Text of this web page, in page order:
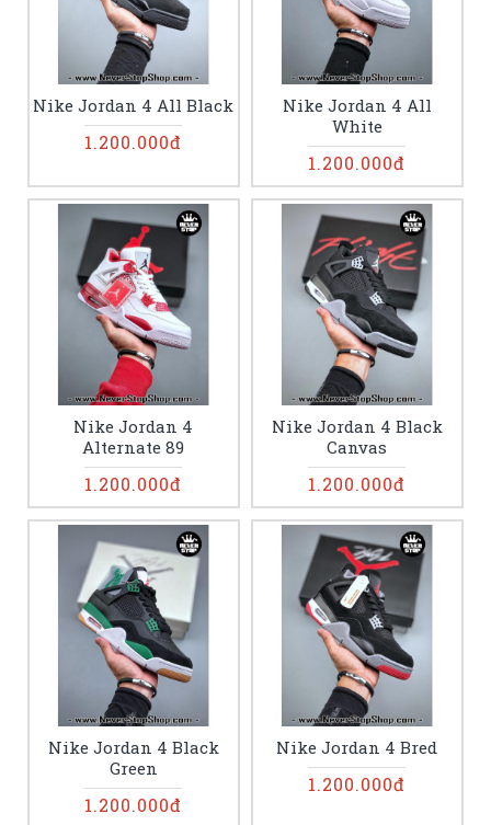
Nike Jordan 4 All Black
1.200.000đ
Nike Jordan 4 All
White
1.200.000đ
Nike Jordan 4
Alternate 89
1.200.000đ
Nike Jordan 4 Black
Canvas
1.200.000đ
Nike Jordan 4 Black
Green
1.200.000đ
Nike Jordan 4 Bred
1.200.000đ